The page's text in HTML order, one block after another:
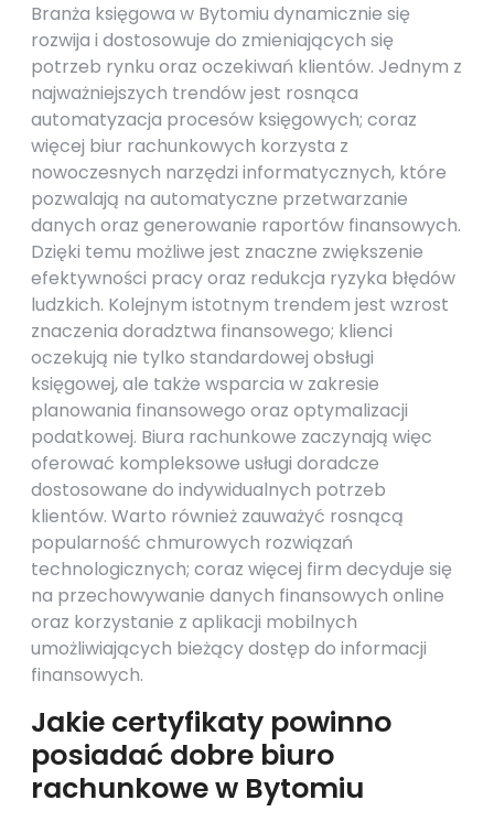
Branża księgowa w Bytomiu dynamicznie się
rozwija i dostosowuje do zmieniających się
potrzeb rynku oraz oczekiwań klientów. Jednym z
najważniejszych trendów jest rosnąca
automatyzacja procesów księgowych; coraz
więcej biur rachunkowych korzysta z
nowoczesnych narzędzi informatycznych, które
pozwalają na automatyczne przetwarzanie
danych oraz generowanie raportów finansowych.
Dzięki temu możliwe jest znaczne zwiększenie
efektywności pracy oraz redukcja ryzyka błędów
ludzkich. Kolejnym istotnym trendem jest wzrost
znaczenia doradztwa finansowego; klienci
oczekują nie tylko standardowej obsługi
księgowej, ale także wsparcia w zakresie
planowania finansowego oraz optymalizacji
podatkowej. Biura rachunkowe zaczynają więc
oferować kompleksowe usługi doradcze
dostosowane do indywidualnych potrzeb
klientów. Warto również zauważyć rosnącą
popularność chmurowych rozwiązań
technologicznych; coraz więcej firm decyduje się
na przechowywanie danych finansowych online
oraz korzystanie z aplikacji mobilnych
umożliwiających bieżący dostęp do informacji
finansowych.
Jakie certyfikaty powinno
posiadać dobre biuro
rachunkowe w Bytomiu